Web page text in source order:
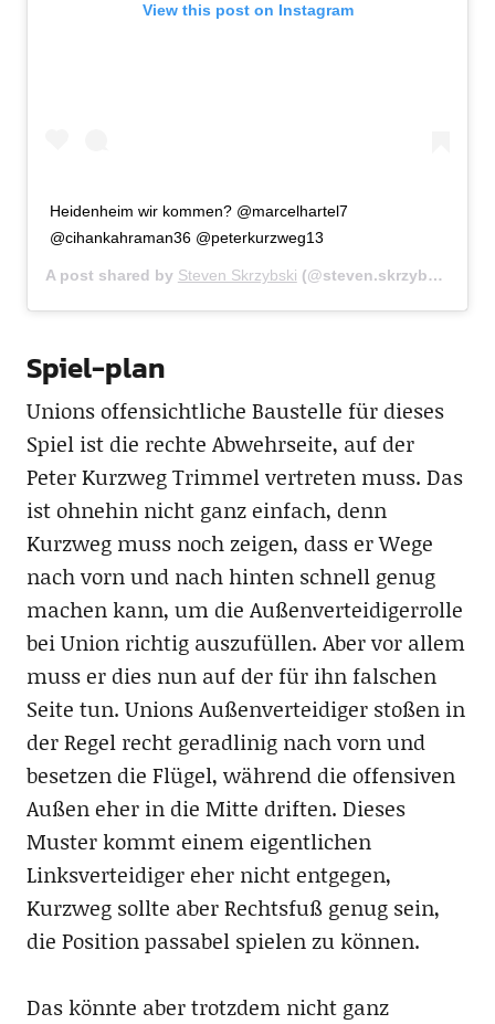
View this post on Instagram
Heidenheim wir kommen? @marcelhartel7
@cihankahraman36 @peterkurzweg13
A post shared by Steven Skrzybski (@steven.skrzybski.22) on
Spiel-plan
Unions offensichtliche Baustelle für dieses
Spiel ist die rechte Abwehrseite, auf der
Peter Kurzweg Trimmel vertreten muss. Das
ist ohnehin nicht ganz einfach, denn
Kurzweg muss noch zeigen, dass er Wege
nach vorn und nach hinten schnell genug
machen kann, um die Außenverteidigerrolle
bei Union richtig auszufüllen. Aber vor allem
muss er dies nun auf der für ihn falschen
Seite tun. Unions Außenverteidiger stoßen in
der Regel recht geradlinig nach vorn und
besetzen die Flügel, während die offensiven
Außen eher in die Mitte driften. Dieses
Muster kommt einem eigentlichen
Linksverteidiger eher nicht entgegen,
Kurzweg sollte aber Rechtsfuß genug sein,
die Position passabel spielen zu können.
Das könnte aber trotzdem nicht ganz